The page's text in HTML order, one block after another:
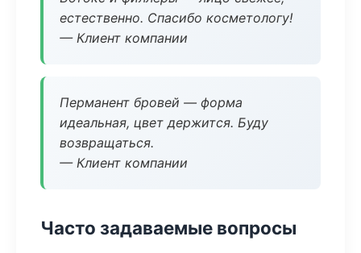
естественно. Спасибо косметологу!
— Клиент компании
Перманент бровей — форма
идеальная, цвет держится. Буду
возвращаться.
— Клиент компании
Часто задаваемые вопросы